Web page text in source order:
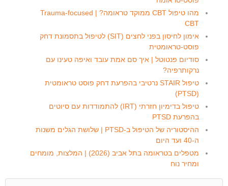
מהו טיפול CBT ממוקד טראומה? | Trauma-focused
CBT
אימון לחיסון בפני לחצים (SIT) לטיפול בתסמונת דחק
פוסט-טראומטית
סודיום פנטוטל | איך סם אמת עובד ואיפה טעינו עם
נרקותרפיה?
טיפול STAIR נרטיבי בהפרעת דחק פוסט טראומטית
(PTSD)
טיפול בדימיון חזרתי (IRT) להתמודדות עם סיוטים
בהפרעת PTSD
ההיסטוריה של הטיפול ב-PTSD | שלושת הגלים משנות
ה-40 ועד היום
מטפלים בטראומה בתל אביב (2026) | המלצות, מומחים
ומחיר נוח